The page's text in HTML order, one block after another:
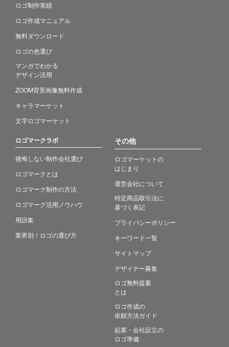
ロゴ制作実績
ロゴ作成マニュアル
無料ダウンロード
ロゴの色選び
マンガでわかる
デザイン活用
ZOOM背景画像無料作成
キャラマーケット
文字ロゴマーケット
ロゴマークラボ
後悔しない制作会社選び
ロゴマークとは
ロゴマーク制作の方法
ロゴマーク活用ノウハウ
用語集
業界別！ロゴの選び方
その他
ロゴマーケットの
はじまり
運営会社について
特定商品取引法に
基づく表記
プライバシーポリシー
キーワード一覧
サイトマップ
デザイナー募集
ロゴ無料提案
とは
ロゴ作成の
依頼方法ガイド
起業・会社設立の
ロゴ準備